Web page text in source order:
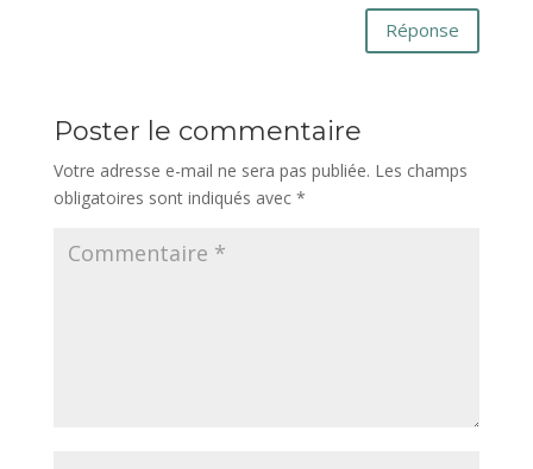
Réponse
Poster le commentaire
Votre adresse e-mail ne sera pas publiée. Les champs
obligatoires sont indiqués avec *